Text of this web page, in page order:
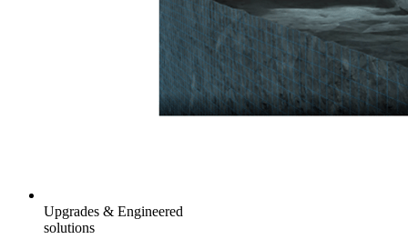
Upgrades & Engineered
solutions